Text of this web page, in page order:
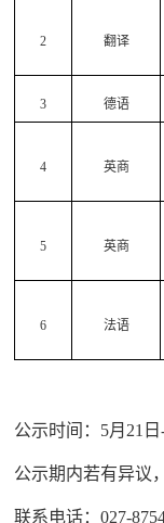
2 翻译
3 德语
4 英商
5 英商
6 法语
公示时间： 5月 21 日
公示期内若有异议
联系电话：027-